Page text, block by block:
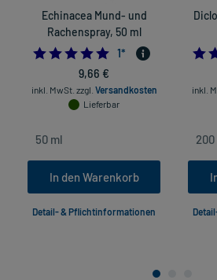
Echinacea Mund- und
Rachenspray, 50 ml
5.0
1*
9,66 €
inkl. MwSt. zzgl. Versandkosten
Lieferbar
In den Warenkorb
Detail- & Pflichtinformationen
inkl.